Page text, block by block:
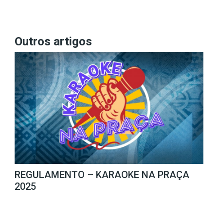
Outros artigos
REGULAMENTO – KARAOKE NA PRAÇA
2025